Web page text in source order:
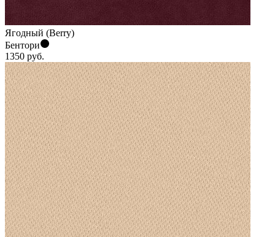
Ягодный (Berry)
Бентори
1350 руб.